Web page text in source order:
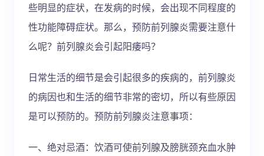
些明显的症状，在发病的时候，会出现不同程度的
性功能障碍症状。那么，预防前列腺炎需要注意什
么呢？前列腺炎会引起阳痿吗？
日常生活的细节是会引起很多的疾病的，前列腺炎
的病因也和生活的细节非常的密切，所以有些原因
是可以预防的。预防前列腺炎注意事项：
一、绝对忌酒：饮酒可使前列腺及膀胱颈充血水肿